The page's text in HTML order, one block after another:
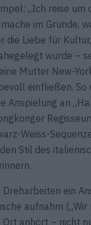
„Ich reise um
im Grunde,
die Liebe für
wurde –
Mutter New-
einfließen. So
Anspielung an
Weiss-
Stil des
ein
aufnahm („Wir
Ort anhört – nicht